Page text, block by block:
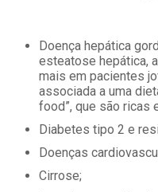
Doença hepática
esteatose hepática,
mais em pacientes
associada a uma
food”, que são ricas
Diabetes tipo 2 e
Doenças
Cirrose;